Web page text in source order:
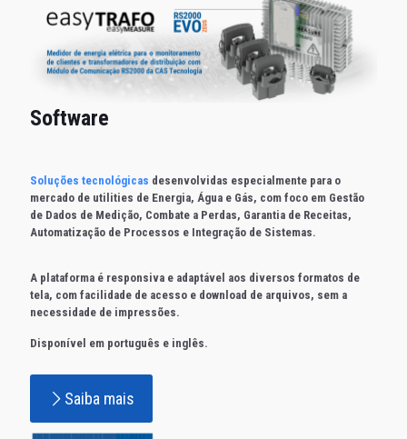
Software
Soluções tecnológicas desenvolvidas especialmente para o
mercado de utilities de Energia, Água e Gás, com foco em Gestão
de Dados de Medição, Combate a Perdas, Garantia de Receitas,
Automatização de Processos e Integração de Sistemas.
A plataforma é responsiva e adaptável aos diversos formatos de
tela, com facilidade de acesso e download de arquivos, sem a
necessidade de impressões.
Disponível em português e inglês.
Saiba mais